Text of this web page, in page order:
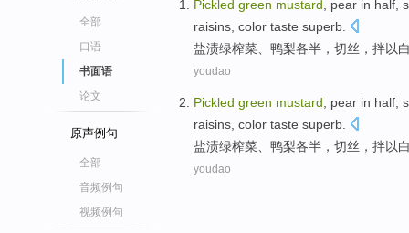
全部
口语
书面语
论文
原声例句
全部
音频例句
视频例句
Pickled green mustard pear in half,
raisins , color taste superb
盐渍绿榨菜 鸭梨各半， 切丝 ， 拌以
youdao
Pickled green mustard pear in half,
raisins , color taste superb
盐渍绿榨菜 鸭梨各半， 切丝 ， 拌以
youdao